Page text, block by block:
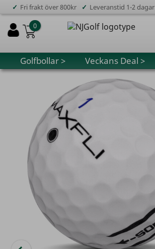
✓ Fri frakt över 800kr ✓ Leveranstid 1-2 dagar
0
Golfbollar > Veckans Deal >